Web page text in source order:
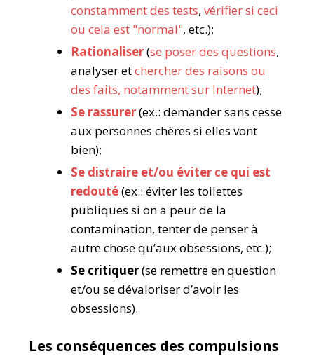
constamment des tests, vérifier si ceci
ou cela est "normal", etc.);
Rationaliser(se poser des questions,
analyser etchercher des raisons ou
des faits, notamment sur Internet);
Se rassurer(ex.: demander sans cesse
aux personnes chères si elles vont
bien);
Se distraire et/ou éviter ce qui est
redouté(ex.: éviter les toilettes
publiques si on a peur de la
contamination, tenter de penser à
autre chose qu’aux obsessions, etc.);
Se critiquer(se remettre en question
et/ou se dévaloriser d’avoir les
obsessions).
Les conséquences des compulsions